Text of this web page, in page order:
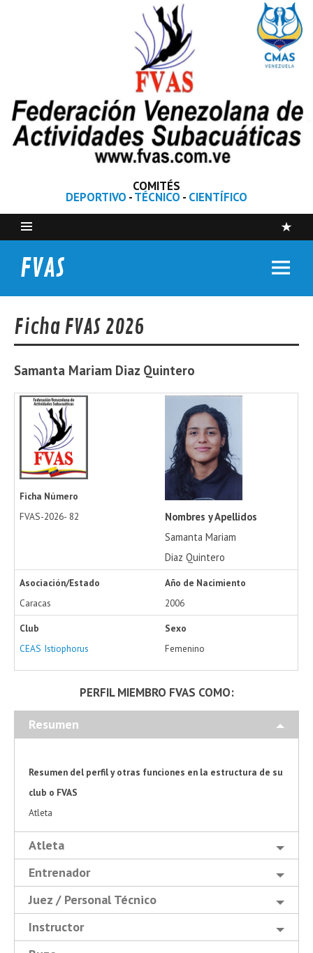
COMITÉS
DEPORTIVO -TÉCNICO - CIENTÍFICO
FVAS
Ficha FVAS 2026
Samanta Mariam Diaz Quintero
Ficha Número
FVAS-2026- 82
Nombres y Apellidos
Samanta Mariam
Diaz Quintero
Asociación/Estado
Caracas
Año de Nacimiento
2006
Club
CEAS Istiophorus
Sexo
Femenino
PERFIL MIEMBRO FVAS COMO:
Resumen
Resumen del perfil y otras funciones en la estructura de su
club o FVAS
Atleta
Atleta
Entrenador
Juez / Personal Técnico
Instructor